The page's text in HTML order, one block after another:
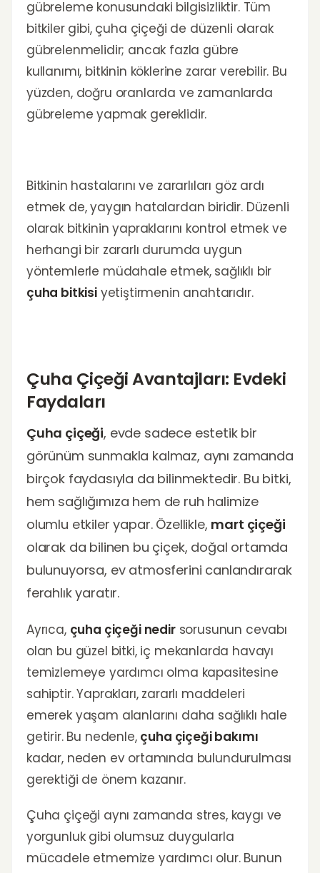
gübreleme konusundaki bilgisizliktir. Tüm
bitkiler gibi, çuha çiçeği de düzenli olarak
gübrelenmelidir; ancak fazla gübre
kullanımı, bitkinin köklerine zarar verebilir. Bu
yüzden, doğru oranlarda ve zamanlarda
gübreleme yapmak gereklidir.
Bitkinin hastalarını ve zararlıları göz ardı
etmek de, yaygın hatalardan biridir. Düzenli
olarak bitkinin yapraklarını kontrol etmek ve
herhangi bir zararlı durumda uygun
yöntemlerle müdahale etmek, sağlıklı bir
çuha bitkisiyetiştirmenin anahtarıdır.
Çuha Çiçeği Avantajları: Evdeki
Faydaları
Çuha çiçeği, evde sadece estetik bir
görünüm sunmakla kalmaz, aynı zamanda
birçok faydasıyla da bilinmektedir. Bu bitki,
hem sağlığımıza hem de ruh halimize
olumlu etkiler yapar. Özellikle, mart çiçeği
olarak da bilinen bu çiçek, doğal ortamda
bulunuyorsa, ev atmosferini canlandırarak
ferahlık yaratır.
Ayrıca, çuha çiçeği nedirsorusunun cevabı
olan bu güzel bitki, iç mekanlarda havayı
temizlemeye yardımcı olma kapasitesine
sahiptir. Yaprakları, zararlı maddeleri
emerek yaşam alanlarını daha sağlıklı hale
getirir. Bu nedenle, çuha çiçeği bakımı
kadar, neden ev ortamında bulundurulması
gerektiği de önem kazanır.
Çuha çiçeği aynı zamanda stres, kaygı ve
yorgunluk gibi olumsuz duygularla
mücadele etmemize yardımcı olur. Bunun